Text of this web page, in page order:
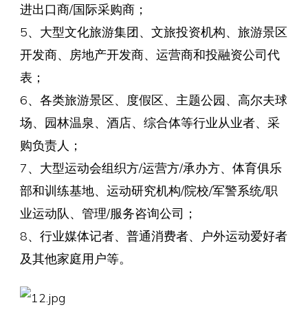
进出口商/国际采购商；
5、大型文化旅游集团、文旅投资机构、旅游景区
开发商、房地产开发商、运营商和投融资公司代
表；
6、各类旅游景区、度假区、主题公园、高尔夫球
场、园林温泉、酒店、综合体等行业从业者、采
购负责人；
7、大型运动会组织方/运营方/承办方、体育俱乐
部和训练基地、运动研究机构/院校/军警系统/职
业运动队、管理/服务咨询公司；
8、行业媒体记者、普通消费者、户外运动爱好者
及其他家庭用户等。